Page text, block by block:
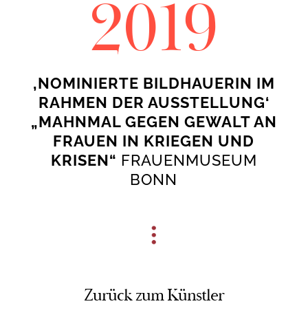
2019
‚NOMINIERTE BILDHAUERIN IM
RAHMEN DER AUSSTELLUNG‘
„MAHNMAL GEGEN GEWALT AN
FRAUEN IN KRIEGEN UND
KRISEN“ FRAUENMUSEUM
BONN
Zurück zum Künstler